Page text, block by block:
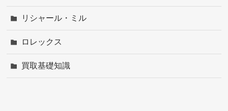
リシャール・ミル
ロレックス
買取基礎知識